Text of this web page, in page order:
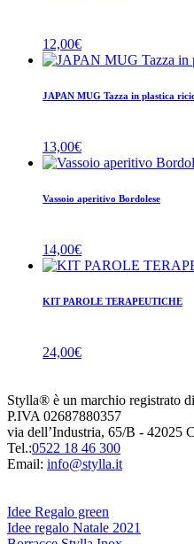
12,00€
JAPAN MUG Tazza in plastica
13,00€
Vassoio aperitivo Bordolese
14,00€
KIT PAROLE TERAPEUTICHE
24,00€
Stylla® è un marchio registrato
P.IVA 02687880357
via dell’Industria, 65/B - 42025
Tel.:0522 18 46 300
Email: info@stylla.it
Idee Regalo green
Idee regalo Natale 2021